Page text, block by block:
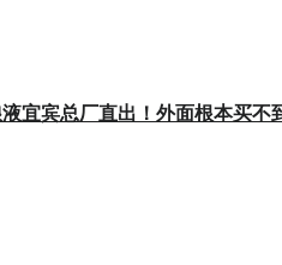
宜宾总厂直出！外面根本买不